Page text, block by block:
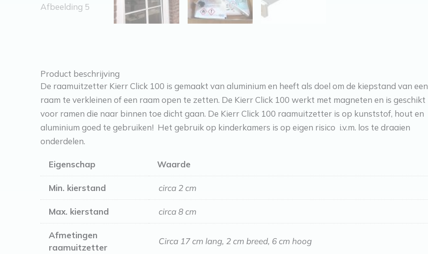
Product beschrijving
De raamuitzetter Kierr Click 100 is gemaakt van aluminium en heeft als doel om de kiepstand van een
raam te verkleinen of een raam open te zetten. De Kierr Click 100 werkt met magneten en is geschikt
voor ramen die naar binnen toe dicht gaan. De Kierr Click 100 raamuitzetter is op kunststof, hout en
aluminium goed te gebruiken! Het gebruik op kinderkamers is op eigen risico i.v.m. los te draaien
onderdelen.
Eigenschap Waarde
Min. kierstand circa 2 cm
Max. kierstand circa 8 cm
Afmetingen
raamuitzetter
Circa 17 cm lang, 2 cm breed, 6 cm hoog